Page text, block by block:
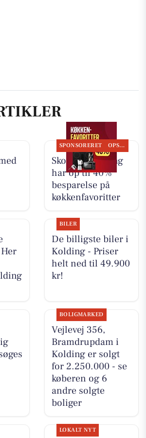
SPONSORERET OPSLAGSTAVLEN
Skousen Kolding
har op til 40%
besparelse på
køkkenfavoritter
BILER
De billigste biler i
Kolding - Priser
helt ned til 49.900
kr!
BOLIGMARKED
Vejlevej 356,
Bramdrupdam i
Kolding er solgt
for 2.250.000 - se
køberen og 6
andre solgte
boliger
LOKALT NYT